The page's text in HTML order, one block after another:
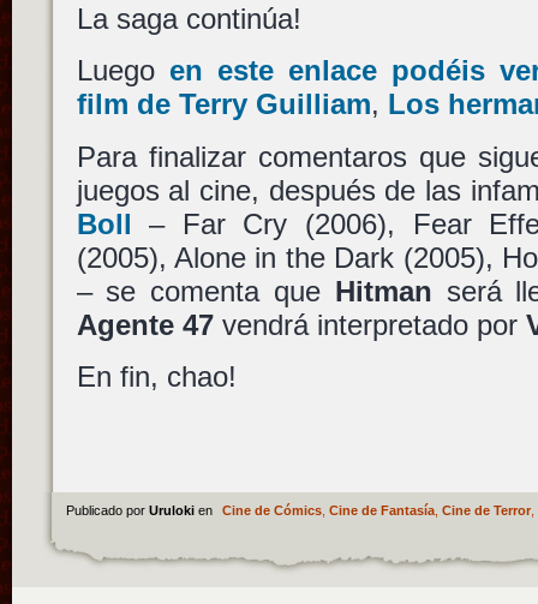
La saga continúa!
Luego en este enlace podéis
film de Terry Guilliam, Los
Para finalizar comentaros que
juegos al cine, después de las
Boll – Far Cry (2006), Fear
(2005), Alone in the Dark (2005),
– se comenta que Hitman será
Agente 47vendrá interpretado por
En fin, chao!
Publicado por Uruloki en Cine de Cómics, Cine de Fantasía, Cine de Terror,